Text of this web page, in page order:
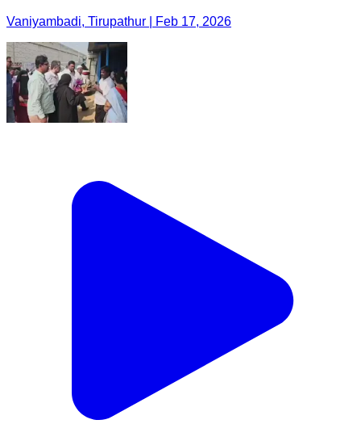
Vaniyambadi, Tirupathur | Feb 17, 2026